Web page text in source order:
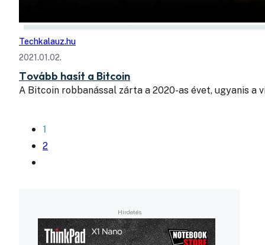
Techkalauz.hu
2021.01.02.
Tovább hasít a Bitcoin
A Bitcoin robbanással zárta a 2020-as évet, ugyanis a
1
2